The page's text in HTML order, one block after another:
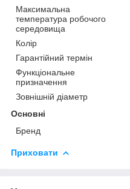
Максимальна
температура робочого
середовища
Колір
Гарантійний термін
Функціональне
призначення
Зовнішній діаметр
Основні
Бренд
Приховати